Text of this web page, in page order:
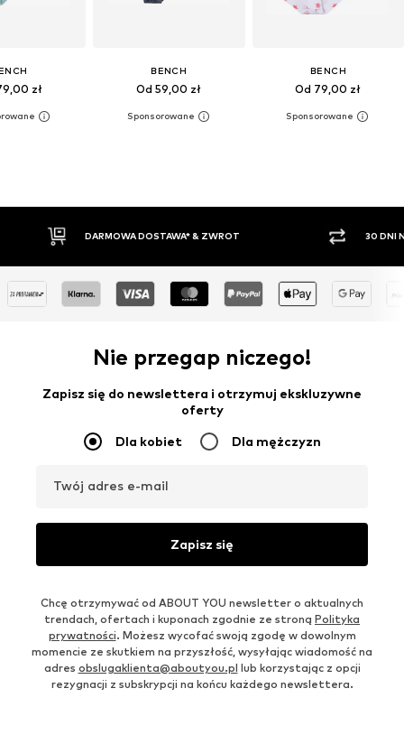
zł
BENCH
Od 59,00 zł
BENCH
Od 79,00 zł
30 DNI NA ZWROT TOWARU
Nie przegap niczego!
Zapisz się do newslettera i otrzymuj ekskluzywne
oferty
Dla kobiet Dla mężczyzn
Twój adres e-mail
Zapisz się
Chcę otrzymywać od ABOUT YOU newsletter o aktualnych
trendach, ofertach i kuponach zgodnie ze stroną Polityka
prywatności. Możesz wycofać swoją zgodę w dowolnym
momencie ze skutkiem na przyszłość, wysyłając wiadomość na
adres obslugaklienta@aboutyou.pl lub korzystając z opcji
rezygnacji z subskrypcji na końcu każdego newslettera.